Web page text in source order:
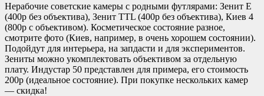
Нерабочие советские камеры с родными футлярами: Зенит Е
(400р без объектива), Зенит TTL (400р без объектива), Киев 4
(800р с объективом). Косметическое состояние разное,
смотрите фото (Киев, например, в очень хорошем состоянии).
Подойдут для интерьера, на запдасти и для экспериментов.
Зениты можно укомплектовать объективом за отдельную
плату. Индустар 50 представлен для примера, его стоимость
200р (идеальное состояние). При покупке нескольких камер
— скидка!